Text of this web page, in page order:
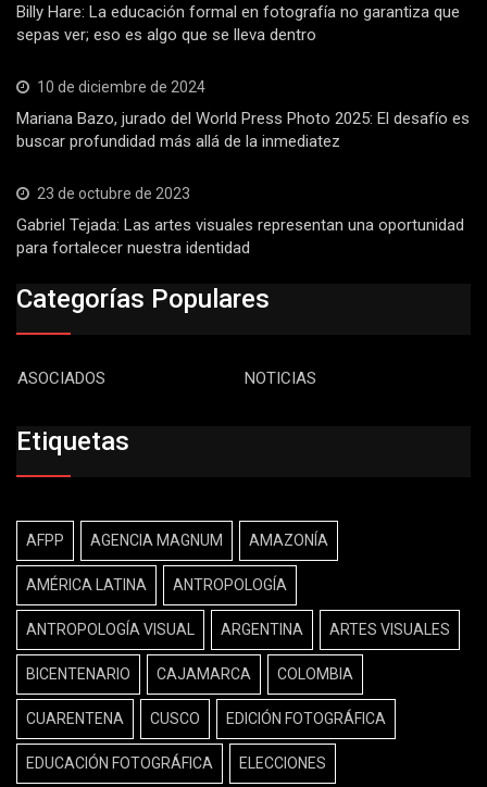
Billy Hare: La educación formal en fotografía no garantiza que
sepas ver; eso es algo que se lleva dentro
10 de diciembre de 2024
Mariana Bazo, jurado del World Press Photo 2025: El desafío es
buscar profundidad más allá de la inmediatez
23 de octubre de 2023
Gabriel Tejada: Las artes visuales representan una oportunidad
para fortalecer nuestra identidad
Categorías Populares
ASOCIADOS NOTICIAS
Etiquetas
AFPP AGENCIA MAGNUM AMAZONÍA
AMÉRICA LATINA ANTROPOLOGÍA
ANTROPOLOGÍA VISUAL ARGENTINA ARTES VISUALES
BICENTENARIO CAJAMARCA COLOMBIA
CUARENTENA CUSCO EDICIÓN FOTOGRÁFICA
EDUCACIÓN FOTOGRÁFICA ELECCIONES